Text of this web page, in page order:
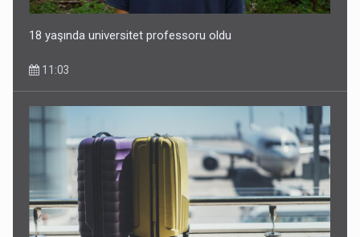
Rusiya Azərbaycan vətədaşlarını deport etdi
5 Avqust 11:53
18 yaşında universitet professoru oldu
11:03